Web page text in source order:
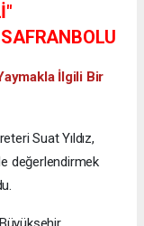
İlgili Bir
Suat Yıldız,
değerlendirmek